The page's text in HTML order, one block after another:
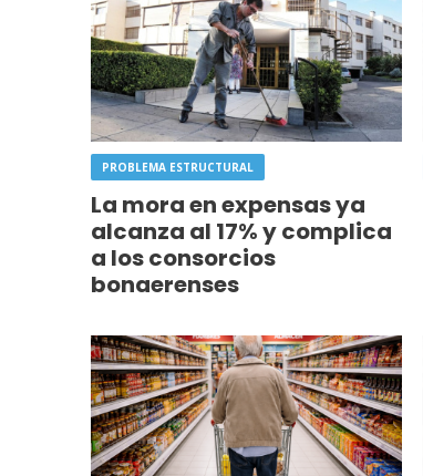
PROBLEMA ESTRUCTURAL
La mora en expensas ya
alcanza al 17% y complica
a los consorcios
bonaerenses